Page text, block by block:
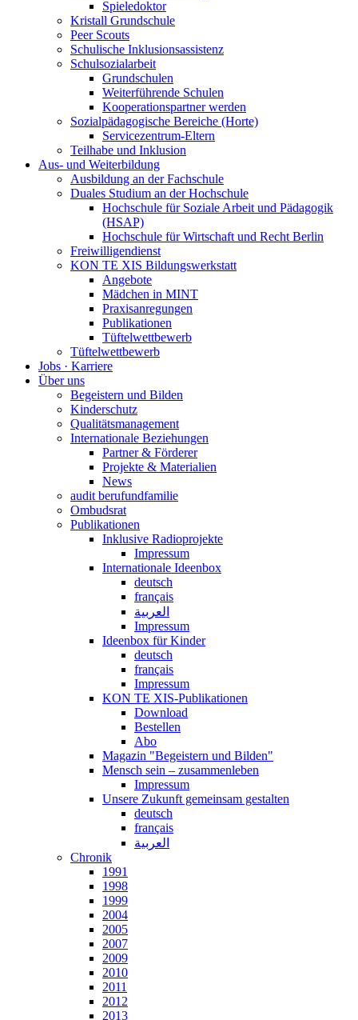
Spieledoktor
Kristall Grundschule
Peer Scouts
Schulische Inklusionsassistenz
Schulsozialarbeit
Grundschulen
Weiterführende Schulen
Kooperationspartner werden
Sozialpädagogische Bereiche (Horte)
Servicezentrum-Eltern
Teilhabe und Inklusion
Aus- und Weiterbildung
Ausbildung an der Fachschule
Duales Studium an der Hochschule
Hochschule für Soziale Arbeit und Pädagogik
(HSAP)
Hochschule für Wirtschaft und Recht Berlin
Freiwilligendienst
KON TE XIS Bildungswerkstatt
Angebote
Mädchen in MINT
Praxisanregungen
Publikationen
Tüftelwettbewerb
Tüftelwettbewerb
Jobs · Karriere
Über uns
Begeistern und Bilden
Kinderschutz
Qualitätsmanagement
Internationale Beziehungen
Partner & Förderer
Projekte & Materialien
News
audit berufundfamilie
Ombudsrat
Publikationen
Inklusive Radioprojekte
Impressum
Internationale Ideenbox
deutsch
français
العربية
Impressum
Ideenbox für Kinder
deutsch
français
Impressum
KON TE XIS-Publikationen
Download
Bestellen
Abo
Magazin "Begeistern und Bilden"
Mensch sein – zusammenleben
Impressum
Unsere Zukunft gemeinsam gestalten
deutsch
français
العربية
Chronik
1991
1998
1999
2004
2005
2007
2009
2010
2011
2012
2013